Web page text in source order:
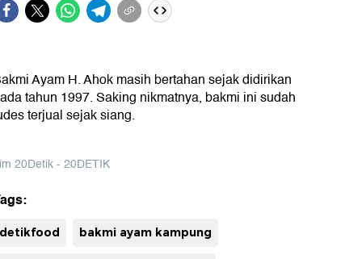
Ayam H. Ahok masih bertahan sejak didirikan
tahun 1997. Saking nikmatnya, bakmi ini sudah
terjual sejak siang.
20Detik - 20DETIK
detikfood bakmi ayam kampung